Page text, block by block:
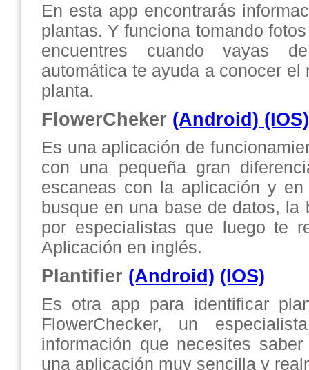
En esta app encontrarás
plantas. Y funciona tomando
encuentres cuando vayas
automática te ayuda a conocer
planta.
FlowerCheker (Android) (IOS)
Es una aplicación de
con una pequeña gran
escaneas con la aplicación y
busque en una base de datos, la
por especialistas que luego te
Aplicación en inglés.
Plantifier (Android) (IOS)
Es otra app para identificar
FlowerChecker, un
información que necesites
una aplicación muy sencilla y